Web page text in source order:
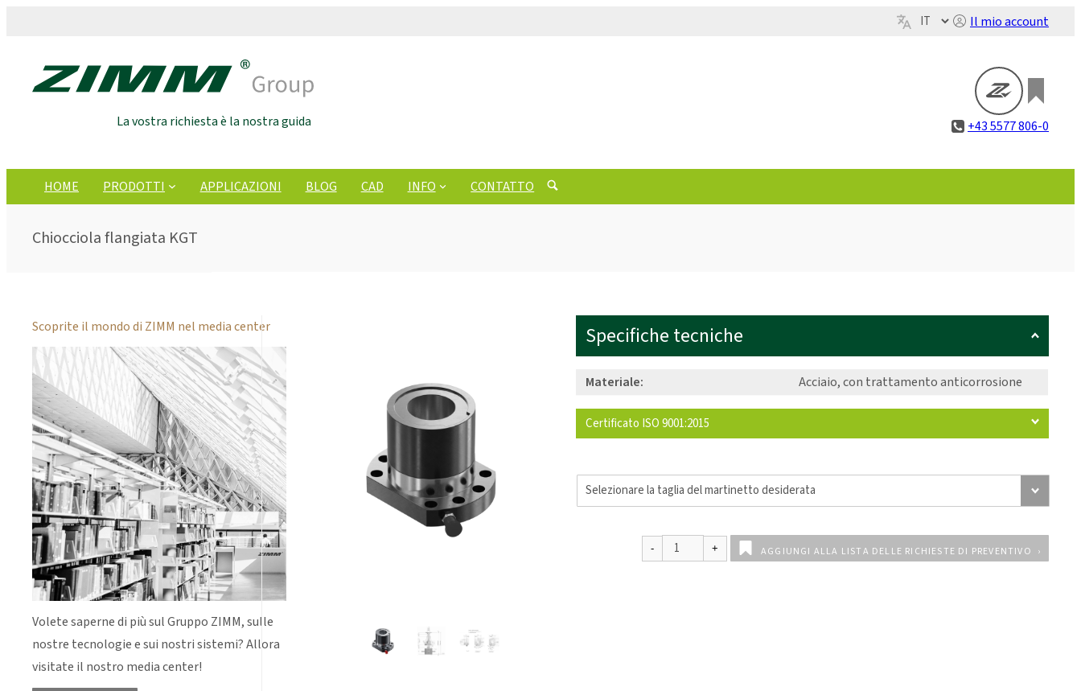
Il mio account
La vostra richiesta è la nostra guida +43 5577 806-0
HOME PRODOTTI APPLICAZIONI BLOG CAD INFO CONTATTO
Chiocciola flangiata KGT
Scoprite il mondo di ZIMM nel media center
Volete saperne di più sul Gruppo ZIMM, sulle
nostre tecnologie e sui nostri sistemi? Allora
visitate il nostro media center!
Specifiche tecniche
Materiale: Acciaio, con trattamento anticorrosione
Certificato ISO 9001:2015
AGGIUNGI ALLA LISTA DELLE RICHIESTE DI PREVENTIVO